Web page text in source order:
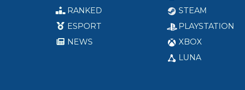
RANKED
ESPORT
NEWS
STEAM
PLAYSTATION
XBOX
LUNA